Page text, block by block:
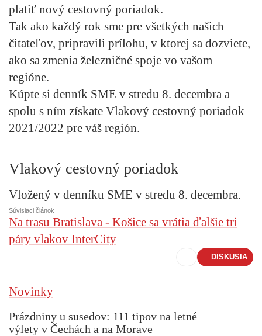
platiť nový cestovný poriadok.
Tak ako každý rok sme pre všetkých našich
čitateľov, pripravili prílohu, v ktorej sa dozviete,
ako sa zmenia železničné spoje vo vašom
regióne.
Kúpte si denník SME v stredu 8. decembra a
spolu s ním získate Vlakový cestovný poriadok
2021/2022 pre váš región.
Vlakový cestovný poriadok
Vložený v denníku SME v stredu 8. decembra.
Súvisiaci článok
Na trasu Bratislava - Košice sa vrátia ďalšie tri
páry vlakov InterCity
DISKUSIA
Novinky
Prázdniny u susedov: 111 tipov na letné
výlety v Čechách a na Morave